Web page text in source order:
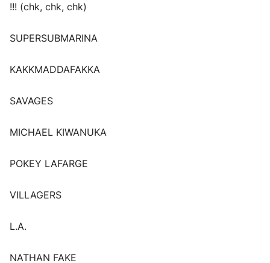
!!! (chk, chk, chk)
SUPERSUBMARINA
KAKKMADDAFAKKA
SAVAGES
MICHAEL KIWANUKA
POKEY LAFARGE
VILLAGERS
L.A.
NATHAN FAKE